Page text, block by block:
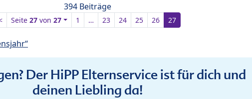
394 Beiträge
Seite27 von27 1 … 23 24 25 26 27
Der HiPP Elternservice ist für dich und
deinen Liebling da!